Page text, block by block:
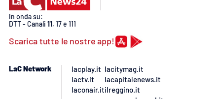
Ilreggino.it
Catanzarochannel.it
In onda su:
DTT - Canali 11, 17 e 111
Scarica tutte le nostre app!
LaC Network
lacplay.it
lactv.it
laconair.it
lacitymag.it
lacapitalenews.it
ilreggino.it